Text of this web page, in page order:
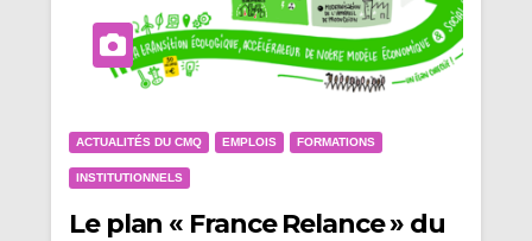
ACTUALITÉS DU CMQ EMPLOIS FORMATIONS
INSTITUTIONNELS
Le plan « France Relance » du